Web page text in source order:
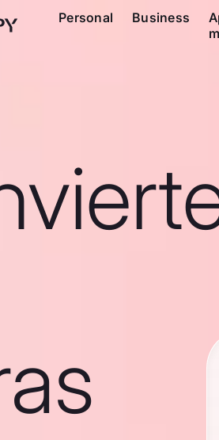
Personal Business